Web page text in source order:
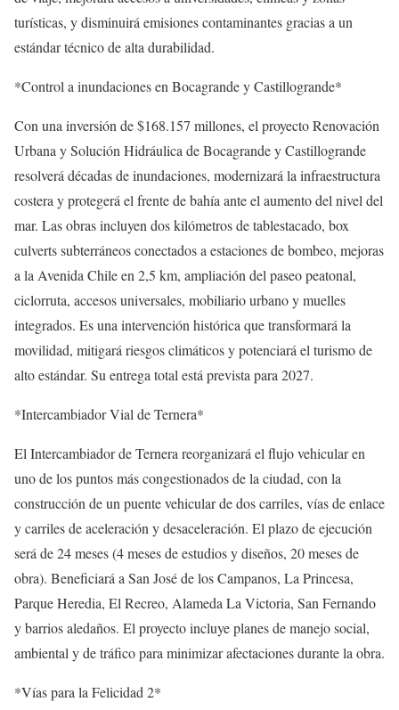
turísticas, y disminuirá emisiones contaminantes gracias a un
estándar técnico de alta durabilidad.
*Control a inundaciones en Bocagrande y Castillogrande*
Con una inversión de $168.157 millones, el proyecto Renovación
Urbana y Solución Hidráulica de Bocagrande y Castillogrande
resolverá décadas de inundaciones, modernizará la infraestructura
costera y protegerá el frente de bahía ante el aumento del nivel del
mar. Las obras incluyen dos kilómetros de tablestacado, box
culverts subterráneos conectados a estaciones de bombeo, mejoras
a la Avenida Chile en 2,5 km, ampliación del paseo peatonal,
ciclorruta, accesos universales, mobiliario urbano y muelles
integrados. Es una intervención histórica que transformará la
movilidad, mitigará riesgos climáticos y potenciará el turismo de
alto estándar. Su entrega total está prevista para 2027.
*Intercambiador Vial de Ternera*
El Intercambiador de Ternera reorganizará el flujo vehicular en
uno de los puntos más congestionados de la ciudad, con la
construcción de un puente vehicular de dos carriles, vías de enlace
y carriles de aceleración y desaceleración. El plazo de ejecución
será de 24 meses (4 meses de estudios y diseños, 20 meses de
obra). Beneficiará a San José de los Campanos, La Princesa,
Parque Heredia, El Recreo, Alameda La Victoria, San Fernando
y barrios aledaños. El proyecto incluye planes de manejo social,
ambiental y de tráfico para minimizar afectaciones durante la obra.
*Vías para la Felicidad 2*